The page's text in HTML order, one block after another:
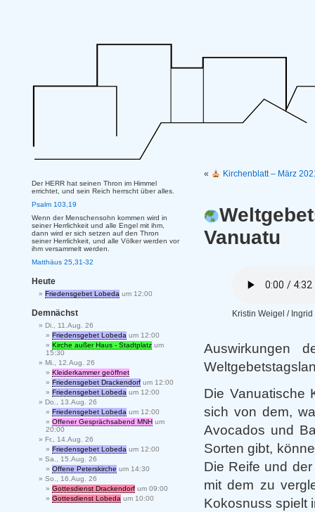
« Kirchenblatt – März
Vanuatu
Kristin Weigel /
Auswirkungen
Die Vanuatische
sich von dem,
Avocados und
Sorten gibt,
Die Reife und
mit dem zu
Kokosnuss spielt
Der HERR hat seinen Thron im Himmel
errichtet, und sein Reich herrscht über alles.
Psalm 103,19
Wenn der Menschensohn kommen wird in
seiner Herrlichkeit und alle Engel mit ihm,
dann wird er sich setzen auf den Thron
seiner Herrlichkeit, und alle Völker werden vor
ihm versammelt werden.
Matthäus 25,31-32
Heute
Friedensgebet Lobeda um 12:00
Demnächst
Di., 11.Aug. 26
Friedensgebet Lobeda um 12:00
Kirche außer Haus - Stadtplatz um
15:30
Mi., 12.Aug. 26
Kleiderkammer geöffnet
Friedensgebet Drackendorf um 12:00
Friedensgebet Lobeda um 12:00
Do., 13.Aug. 26
Friedensgebet Lobeda um 12:00
Offener Gesprächsabend MNH um
20:00
Fr., 14.Aug. 26
Friedensgebet Lobeda um 12:00
Sa., 15.Aug. 26
Offene Peterskirche um 14:30
So., 16.Aug. 26
Gottesdienst Drackendorf um 09:00
Gottesdienst Lobeda um 10:00